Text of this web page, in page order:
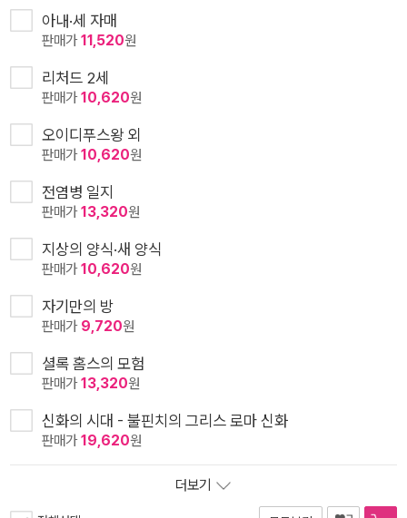
아내·세 자매
판매가11,520원
리처드 2세
판매가10,620원
오이디푸스왕 외
판매가10,620원
전염병 일지
판매가13,320원
지상의 양식·새 양식
판매가10,620원
자기만의 방
판매가 9,720원
셜록 홈스의 모험
판매가13,320원
신화의 시대 - 불핀치의 그리스 로마 신화
판매가19,620원
더보기